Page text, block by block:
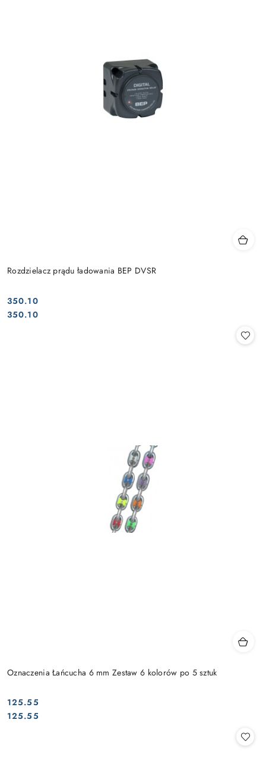
Rozdzielacz prądu ładowania BEP DVSR
Cena:
350.10
Cena:
350.10
Oznaczenia Łańcucha 6 mm Zestaw 6 kolorów po 5 sztuk
Cena:
125.55
Cena:
125.55